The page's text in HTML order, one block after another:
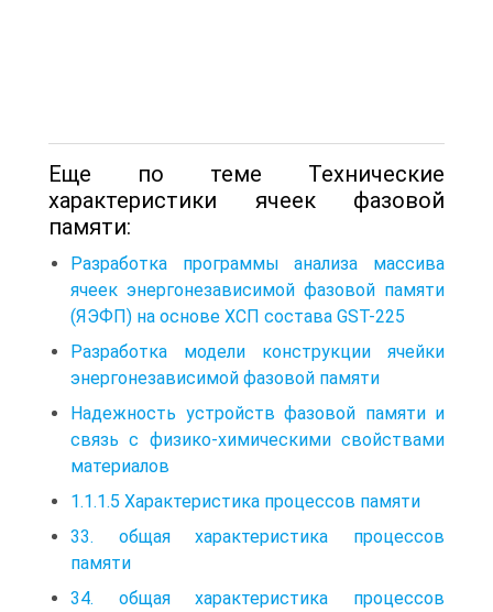
Еще по теме Технические
характеристики ячеек фазовой
памяти:
Разработка программы анализа массива
ячеек энергонезависимой фазовой памяти
(ЯЭФП) на основе ХСП состава GST-225
Разработка модели конструкции ячейки
энергонезависимой фазовой памяти
Надежность устройств фазовой памяти и
связь с физико-химическими свойствами
материалов
1.1.1.5 Характеристика процессов памяти
33. общая характеристика процессов
памяти
34. общая характеристика процессов